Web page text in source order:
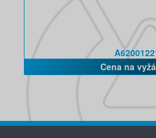
Cena na